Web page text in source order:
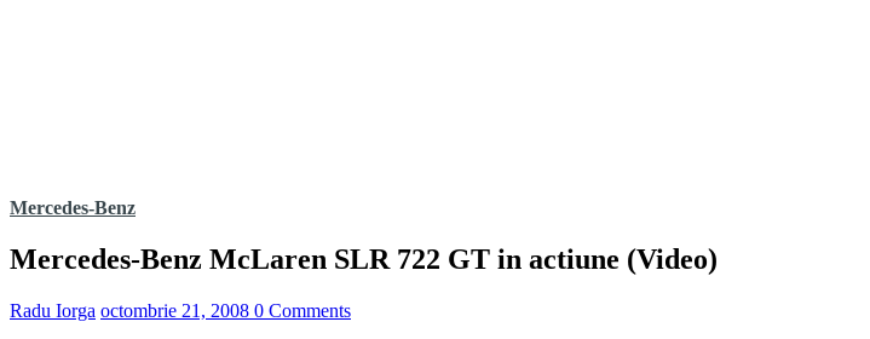
Mercedes-Benz
Mercedes-Benz McLaren SLR 722 GT in actiune (Video)
Radu Iorga octombrie 21, 2008 0 Comments